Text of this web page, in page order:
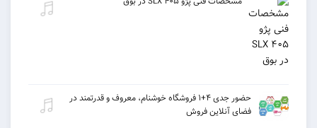
حضور جدی ۴+۱ فروشگاه خوشنام، معروف و قدرتمند در
فضای آنلاین فروش